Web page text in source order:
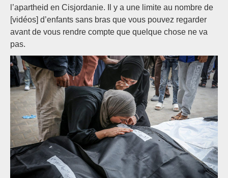
l’apartheid en Cisjordanie. Il y a une limite au nombre de
[vidéos] d’enfants sans bras que vous pouvez regarder
avant de vous rendre compte que quelque chose ne va
pas.